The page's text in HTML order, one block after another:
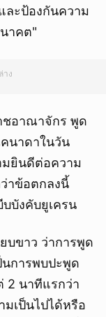
ละป้องกันความ
าคต"
ง
ชอาณาจักร พูด
นาดาในวัน
มยินดีต่อความ
าข้อตกลงนี้
บบังคับยูเครน
บขาว ว่าการพูด
นการพบปะพูด
2 นาทีแรกว่า
เป็นไปได้หรือ